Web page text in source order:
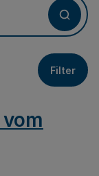
Filter
vom